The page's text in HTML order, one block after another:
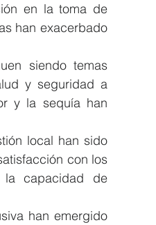
en la toma de
han exacerbado
siendo temas
y seguridad a
y la sequía han
local han sido
con los
la capacidad de
han emergido